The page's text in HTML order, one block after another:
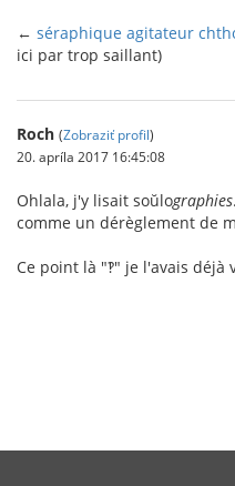
← séraphique agitateur
ici par trop saillant)
Roch (Zobraziť profil)
20. apríla 2017 16:45:08
Ohlala, j'y lisait soŭlographies
comme un dérèglement de
Ce point là "‽" je l'avais déjà